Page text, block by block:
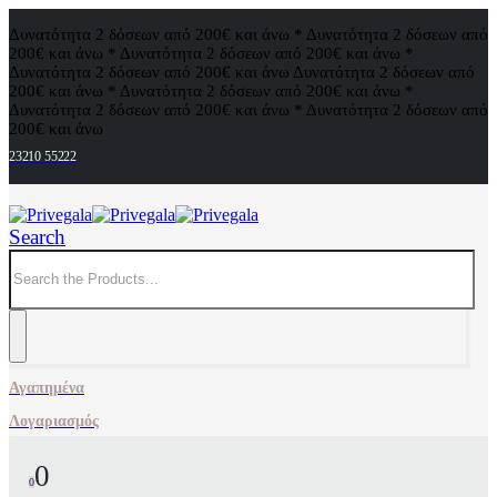
Δυνατότητα 2 δόσεων από 200€ και άνω * Δυνατότητα 2 δόσεων από
200€ και άνω * Δυνατότητα 2 δόσεων από 200€ και άνω *
Δυνατότητα 2 δόσεων από 200€ και άνω Δυνατότητα 2 δόσεων από
200€ και άνω * Δυνατότητα 2 δόσεων από 200€ και άνω *
Δυνατότητα 2 δόσεων από 200€ και άνω * Δυνατότητα 2 δόσεων από
200€ και άνω
23210 55222
Search
Αγαπημένα
Λογαριασμός
00